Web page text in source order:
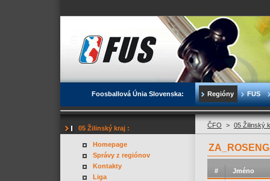
Foosballová Únia Slovenska: Regióny FUS
05 Žilinský kraj :
Homepage
Správy z regiónov
Kontakty
Liga
ČFO > 05 Žilinský
# Jméno